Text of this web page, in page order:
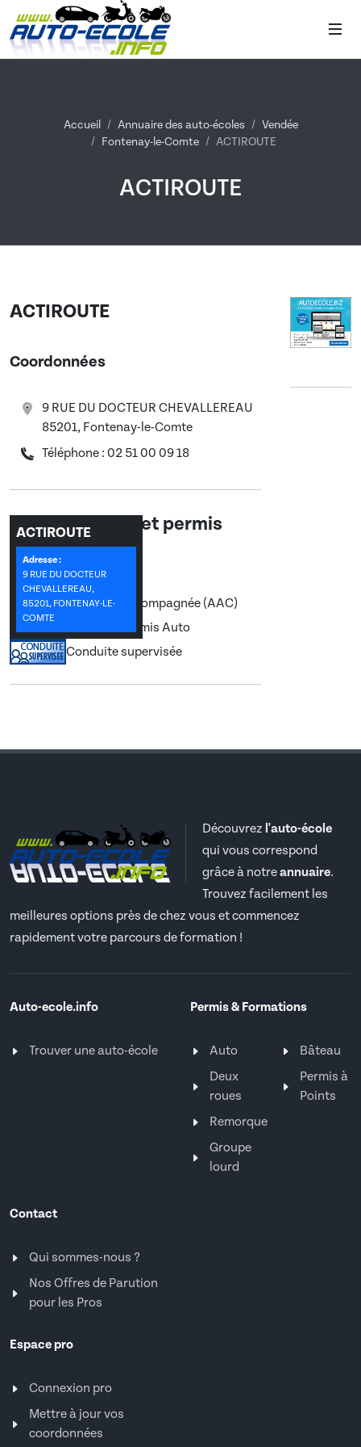
Accueil Annuaire des auto-écoles
Vendée
Fontenay-le-Comte
ACTIROUTE
ACTIROUTE
ACTIROUTE
Coordonnées
9 RUE DU DOCTEUR CHEVALLEREAU
85201, Fontenay-le-Comte
Téléphone : 02 51 00 09 18
Les formations et permis
enseignés :
Conduite accompagnée (AAC)
Permis B, Permis Auto
Conduite supervisée
ACTIROUTE
Adresse :
9 RUE DU DOCTEUR
CHEVALLEREAU,
85201, FONTENAY-LE-
COMTE
Découvrez l'auto-école
qui vous correspond
grâce à notreannuaire.
Trouvez facilement les
meilleures options près de chez vous et commencez
rapidement votre parcours de formation !
Auto-ecole.info
Trouver une auto-école
Permis & Formations
Auto
Deux
roues
Remorque
Groupe
lourd
Bâteau
Permis à
Points
Contact
Qui sommes-nous ?
Nos Offres de Parution
pour les Pros
Espace pro
Connexion pro
Mettre à jour vos
coordonnées